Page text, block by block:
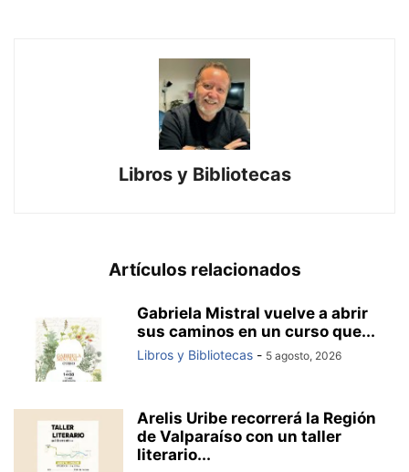
Libros y Bibliotecas
Artículos relacionados
Gabriela Mistral vuelve a abrir
sus caminos en un curso que...
Libros y Bibliotecas - 5 agosto, 2026
Arelis Uribe recorrerá la Región
de Valparaíso con un taller
literario...